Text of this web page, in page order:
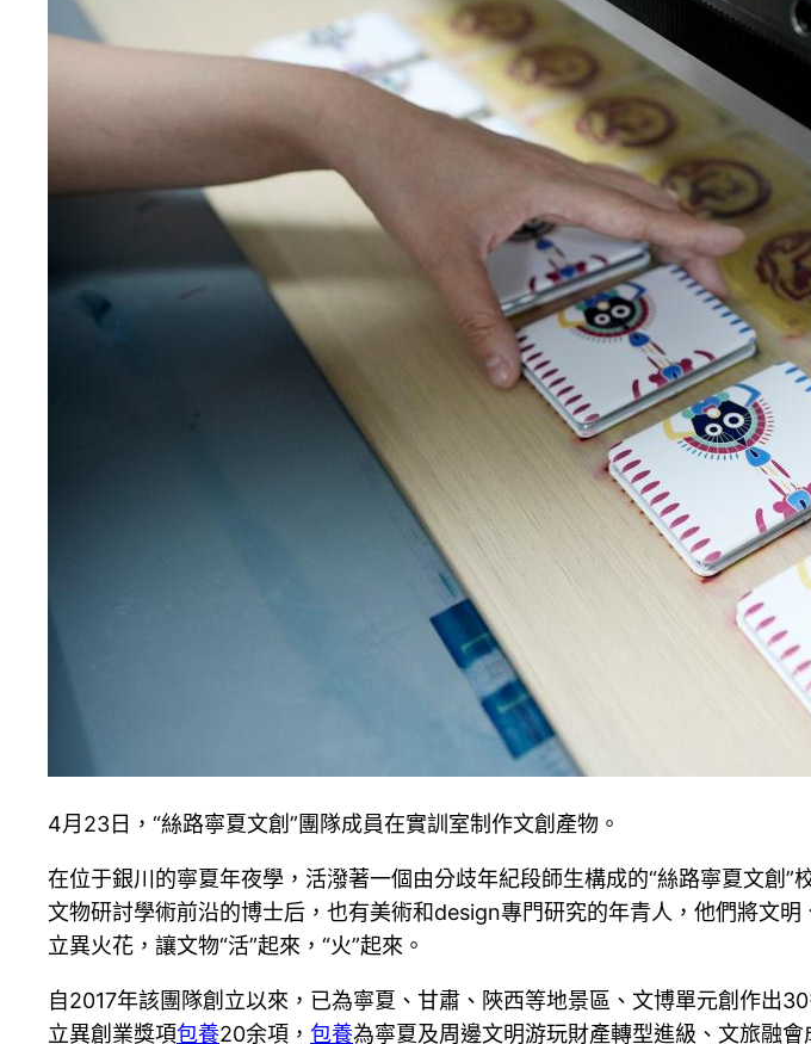
4月23日，“絲路寧夏文創”團隊成員在實訓室制作文創產物。
在位于銀川的寧夏年夜學，活潑著一個由分歧年紀段師生構成的“絲路寧夏文創”
文物研討學術前沿的博士后，也有美術和design專門研究的年青人，他們將文
立異火花，讓文物“活”起來，“火”起來。
自2017年該團隊創立以來，已為寧夏、甘肅、陜西等地景區、文博單元創作
立異創業獎項包養20余項， 包養為寧夏及周邊文明游玩財產轉型進級、文旅融會